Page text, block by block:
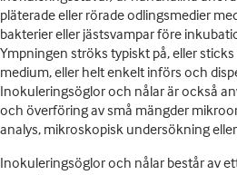
pläterade eller rörade odlingsmedier
bakterier eller jästsvampar före
Ympningen ströks typiskt på, eller
medium, eller helt enkelt införs och
Inokuleringsöglor och nålar är också
och överföring av små mängder
analys, mikroskopisk undersökning
Inokuleringsöglor och nålar består av